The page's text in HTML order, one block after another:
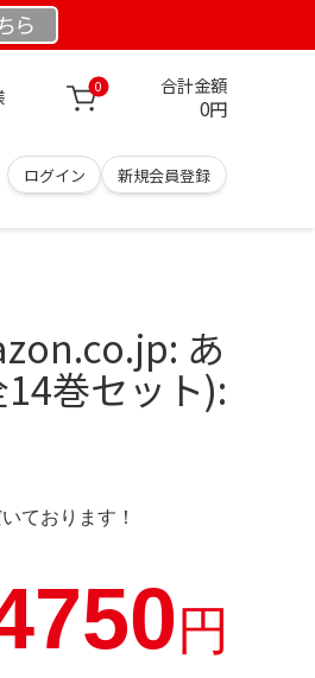
ら
0 合計金額
0円
ログイン 新規会員登録
あ
巻セット):
ております！
円